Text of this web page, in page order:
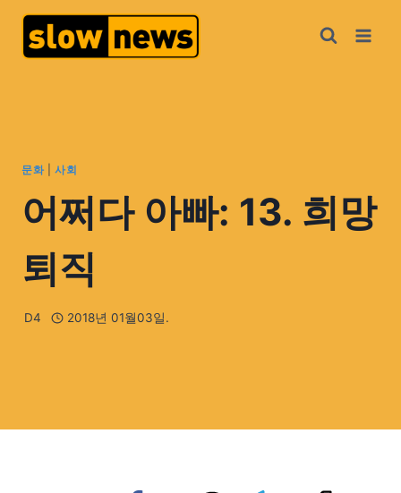
문화| 사회
어쩌다 아빠: 13. 희망
퇴직
D4 2018년 01월03일.